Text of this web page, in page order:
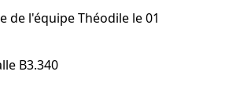
de l'équipe Théodile le 01
B3.340